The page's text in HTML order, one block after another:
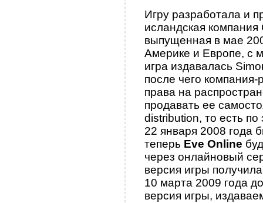
Игру разработала и
исландская
выпущенная в мае
Америке и Европе, с
игра издавалась
после чего
права на
продавать ее
distribution, то есть
22 января 2008 года
теперь Eve Online
через онлайновый
версия игры
10 марта 2009 года
версия игры,